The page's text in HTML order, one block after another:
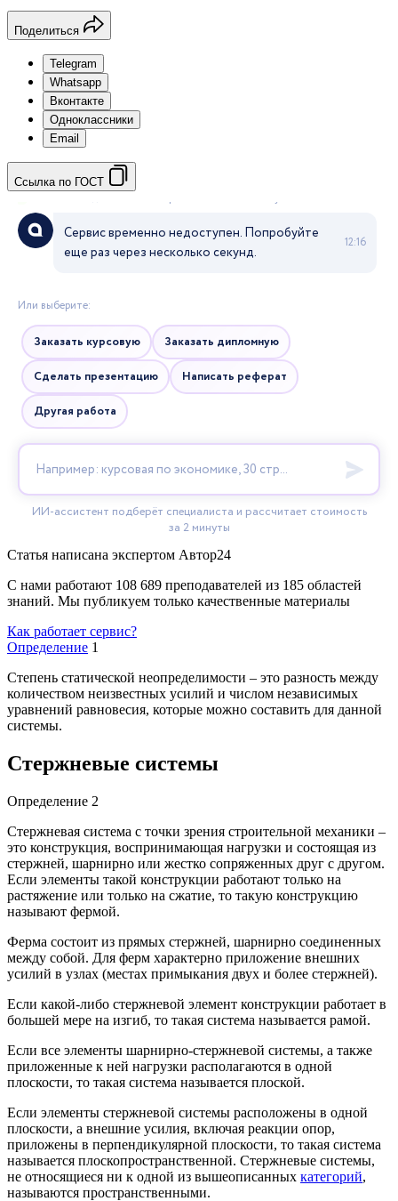
Поделиться
Telegram
Whatsapp
Вконтакте
Одноклассники
Email
Ссылка по ГОСТ
Статья написана экспертом Автор24
С нами работают 108 689 преподавателей из 185 областей
знаний. Мы публикуем только качественные материалы
Как работает сервис?
Определение 1
Степень статической неопределимости – это разность между
количеством неизвестных усилий и числом независимых
уравнений равновесия, которые можно составить для данной
системы.
Стержневые системы
Определение 2
Стержневая система с точки зрения строительной механики –
это конструкция, воспринимающая нагрузки и состоящая из
стержней, шарнирно или жестко сопряженных друг с другом.
Если элементы такой конструкции работают только на
растяжение или только на сжатие, то такую конструкцию
называют фермой.
Ферма состоит из прямых стержней, шарнирно соединенных
между собой. Для ферм характерно приложение внешних
усилий в узлах (местах примыкания двух и более стержней).
Если какой-либо стержневой элемент конструкции работает в
большей мере на изгиб, то такая система называется рамой.
Если все элементы шарнирно-стержневой системы, а также
приложенные к ней нагрузки располагаются в одной
плоскости, то такая система называется плоской.
Если элементы стержневой системы расположены в одной
плоскости, а внешние усилия, включая реакции опор,
приложены в перпендикулярной плоскости, то такая система
называется плоскопространственной. Стержневые системы,
не относящиеся ни к одной из вышеописанных категорий,
называются пространственными.